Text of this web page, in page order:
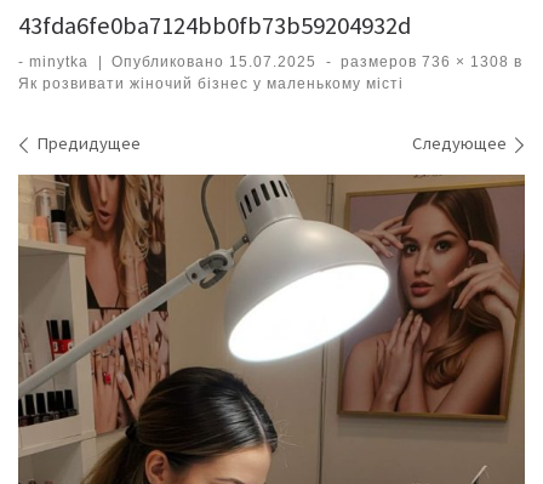
43fda6fe0ba7124bb0fb73b59204932d
- minytka Опубликовано 15.07.2025 - размеров 736 × 1308 в
Як розвивати жіночий бізнес у маленькому місті
Навигация по изображениям
Предидущее Следующее